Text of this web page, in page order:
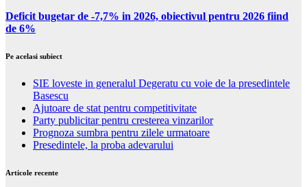
Deficit bugetar de -7,7% in 2026, obiectivul pentru 2026 fiind
de 6%
Pe acelasi subiect
SIE loveste in generalul Degeratu cu voie de la presedintele
Basescu
Ajutoare de stat pentru competitivitate
Party publicitar pentru cresterea vinzarilor
Prognoza sumbra pentru zilele urmatoare
Presedintele, la proba adevarului
Articole recente